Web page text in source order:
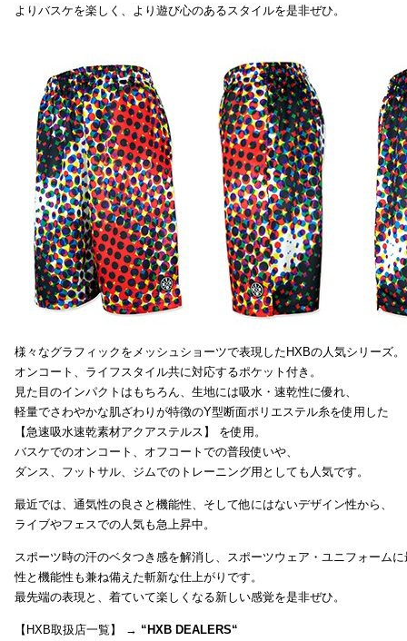
よりバスケを楽しく、より遊び心のあるスタイルを是非ぜひ。
様々なグラフィックをメッシュショーツで表現したHXBの人気シリーズ。
オンコート、ライフスタイル共に対応するポケット付き。
見た目のインパクトはもちろん、生地には吸水・速乾性に優れ、
軽量でさわやかな肌ざわりが特徴のY型断面ポリエステル糸を使用した
【急速吸水速乾素材アクアステルス】 を使用。
バスケでのオンコート、オフコートでの普段使いや、
ダンス、フットサル、ジムでのトレーニング用としても人気です。
最近では、通気性の良さと機能性、そして他にはないデザイン性から、
ライブやフェスでの人気も急上昇中。
スポーツ時の汗のベタつき感を解消し、スポーツウェア・ユニフォーム
性と機能性も兼ね備えた斬新な仕上がりです。
最先端の表現と、着ていて楽しくなる新しい感覚を是非ぜひ。
【HXB取扱店一覧】 → “HXB DEALERS“